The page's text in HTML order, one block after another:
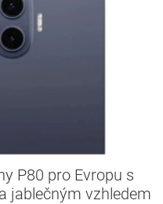
P80 pro Evropu s
jablečným vzhledem